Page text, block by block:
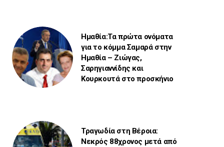
Ημαθία:Τα πρώτα ονόματα
για το κόμμα Σαμαρά στην
Ημαθία – Ζιώγας,
Σαρηγιαννίδης και
Κουρκουτά στο προσκήνιο
Τραγωδία στη Βέροια:
Νεκρός 88χρονος μετά από